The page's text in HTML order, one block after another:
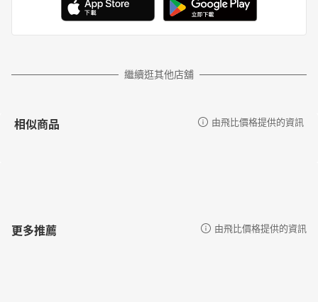
繼續逛其他店舖
相似商品 由飛比價格提供的資訊
更多推薦 由飛比價格提供的資訊